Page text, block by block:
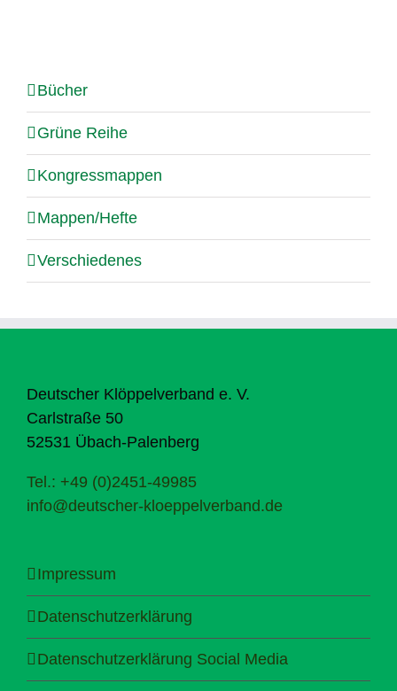
Bücher
Grüne Reihe
Kongressmappen
Mappen/Hefte
Verschiedenes
Deutscher Klöppelverband e. V.
Carlstraße 50
52531 Übach-Palenberg
Tel.: +49 (0)2451-49985
info@deutscher-kloeppelverband.de
Impressum
Datenschutzerklärung
Datenschutzerklärung Social Media